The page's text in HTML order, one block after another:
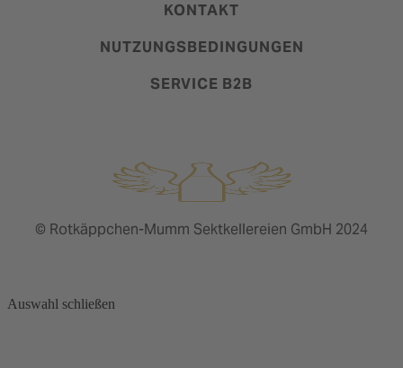
KONTAKT
NUTZUNGSBEDINGUNGEN
SERVICE B2B
© Rotkäppchen-Mumm Sektkellereien GmbH 2024
Auswahl schließen